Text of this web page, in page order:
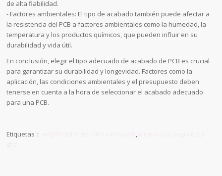
de alta fiabilidad.
- Factores ambientales: El tipo de acabado también puede afectar a
la resistencia del PCB a factores ambientales como la humedad, la
temperatura y los productos químicos, que pueden influir en su
durabilidad y vida útil.
En conclusión, elegir el tipo adecuado de acabado de PCB es crucial
para garantizar su durabilidad y longevidad. Factores como la
aplicación, las condiciones ambientales y el presupuesto deben
tenerse en cuenta a la hora de seleccionar el acabado adecuado
para una PCB.
Etiquetas： ,